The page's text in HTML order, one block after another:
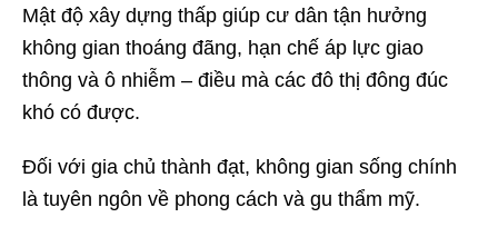
Mật độ xây dựng thấp giúp cư dân tận hưởng
không gian thoáng đãng, hạn chế áp lực giao
thông và ô nhiễm – điều mà các đô thị đông đúc
khó có được.
Đối với gia chủ thành đạt, không gian sống chính
là tuyên ngôn về phong cách và gu thẩm mỹ.